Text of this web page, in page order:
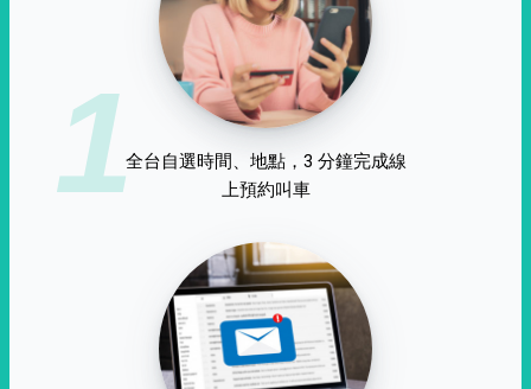
1全台自選時間、地點，3 分鐘完成線
上預約叫車